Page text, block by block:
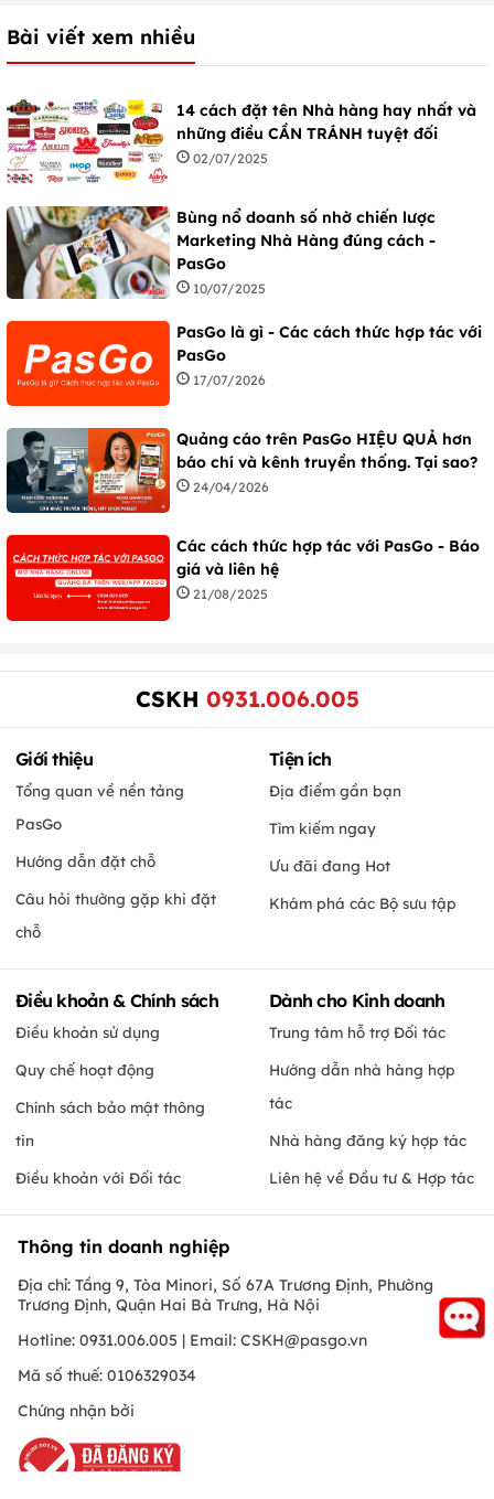
Bài viết xem nhiều
14 cách đặt tên Nhà hàng hay nhất và
những điều CẦN TRÁNH tuyệt đối
02/07/2025
Bùng nổ doanh số nhờ chiến lược
Marketing Nhà Hàng đúng cách -
PasGo
10/07/2025
PasGo là gì - Các cách thức hợp tác với
PasGo
17/07/2026
Quảng cáo trên PasGo HIỆU QUẢ hơn
báo chí và kênh truyền thống. Tại sao?
24/04/2026
Các cách thức hợp tác với PasGo - Báo
giá và liên hệ
21/08/2025
CSKH 0931.006.005
Giới thiệu
Tổng quan về nền tảng
PasGo
Hướng dẫn đặt chỗ
Câu hỏi thường gặp khi đặt
chỗ
Tiện ích
Địa điểm gần bạn
Tìm kiếm ngay
Ưu đãi đang Hot
Khám phá các Bộ sưu tập
Điều khoản & Chính sách
Điều khoản sử dụng
Quy chế hoạt động
Chính sách bảo mật thông
tin
Điều khoản với Đối tác
Dành cho Kinh doanh
Trung tâm hỗ trợ Đối tác
Hướng dẫn nhà hàng hợp
tác
Nhà hàng đăng ký hợp tác
Liên hệ về Đầu tư & Hợp tác
Thông tin doanh nghiệp
Địa chỉ: Tầng 9, Tòa Minori, Số 67A Trương Định, Phường
Trương Định, Quận Hai Bà Trưng, Hà Nội
Hotline: 0931.006.005 | Email: CSKH@pasgo.vn
Mã số thuế: 0106329034
Chứng nhận bởi